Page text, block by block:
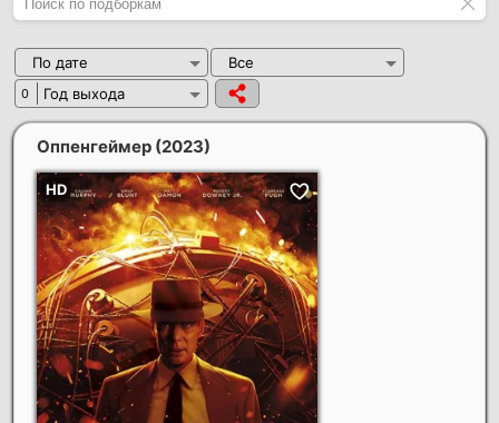
По дате Все
0 Год выхода
Оппенгеймер (2023)